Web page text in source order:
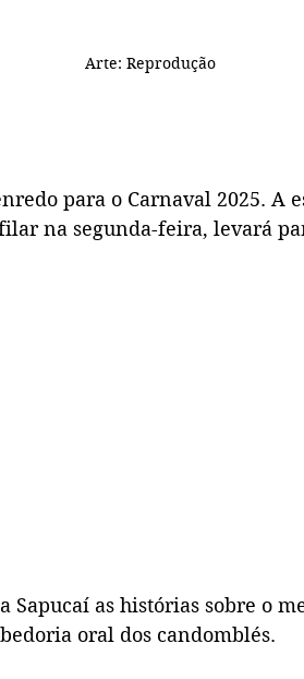
Arte: Reprodução
para o Carnaval 2025. A
na segunda-feira, levará
Sapucaí as histórias sobre o
oral dos candomblés.